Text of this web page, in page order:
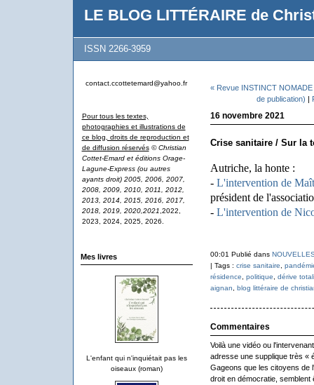
LE BLOG LITTÉRAIRE de
ISSN 2266-3959
contact.ccottetemard@yahoo.fr
Pour tous les textes,
photographies et illustrations de
ce blog, droits de reproduction et
de diffusion réservés © Christian
Cottet-Emard et éditions Orage-
Lagune-Express (ou autres
ayants droit) 2005, 2006, 2007,
2008, 2009, 2010, 2011, 2012,
2013, 2014, 2015, 2016, 2017,
2018, 2019, 2020,2021 ,2022,
2023, 2024, 2025, 2026.
Mes livres
L'enfant qui n'inquiétait pas les
oiseaux (roman)
« Revue INSTINCT
de publication) |
16 novembre 2021
Crise sanitaire / Sur la
Autriche, la honte :
- L'intervention de
président de
- L'intervention de
00:01 Publié dans
| Tags : crise sanitaire
résidence
politique
dérive
aignan
blog littéraire de
Commentaires
Voilà une vidéo ou
adresse une supplique très «
Gageons que les citoyens de
droit en démocratie, semblent